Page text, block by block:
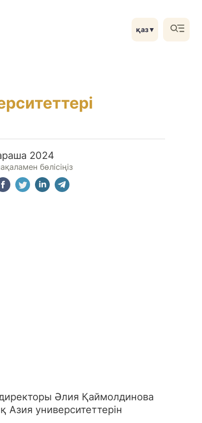
қаз▼
2024
бөлісіңіз
Әлия Қаймолдинова
университеттерін